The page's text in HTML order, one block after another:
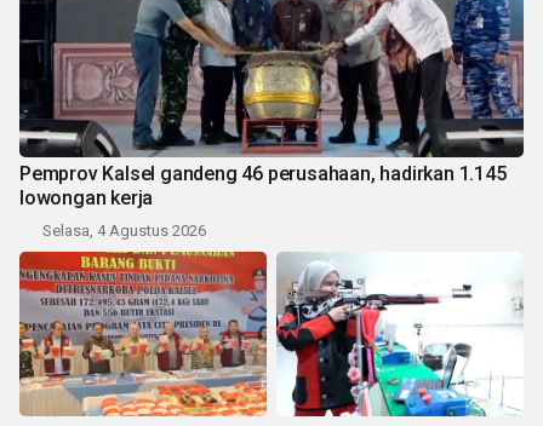
Pemprov Kalsel gandeng 46 perusahaan, hadirkan 1.145
lowongan kerja
Selasa, 4 Agustus 2026